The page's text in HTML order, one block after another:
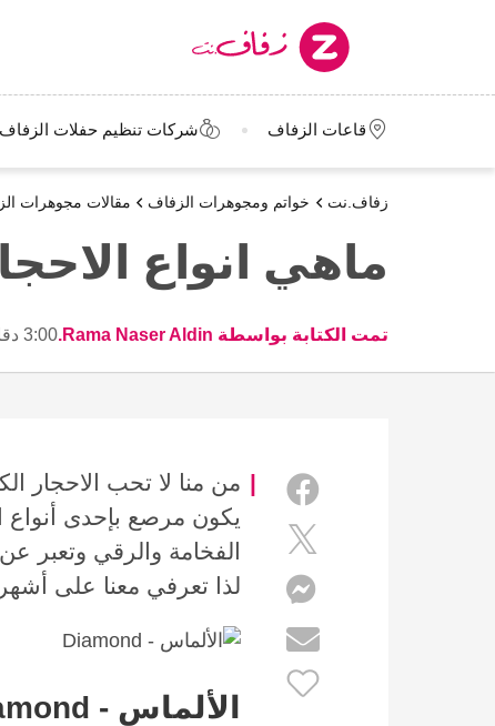
قاعات الزفاف شركات تنظيم حفلات الزفاف
زفاف.نت خواتم ومجوهرات الزفاف مقالات مجوهرات
ماهي انواع
تمت الكتابة بواسطة Rama Naser Aldin. 3:00 دقائق
من منا لا تحب الاحجار
يكون مرصع بإحدى أنواع
الفخامة والرقي وتعبر
لذا تعرفي معنا على أشهر
الألماس - Diamond